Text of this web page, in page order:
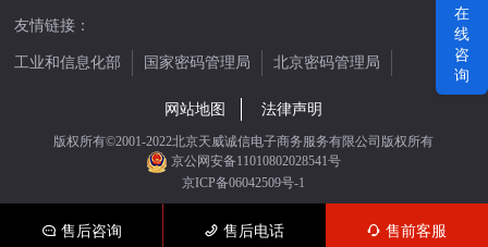
友情链接：
工业和信息化部 国家密码管理局
北京密码管理局
网站地图
法律声明
版权所有©2001-2022北京天威诚信电子商务服务有限公司版权所有
京公网安备11010802028541号
京ICP备06042509号-1
售后咨询 售后电话 售前客服
在
线
咨
询